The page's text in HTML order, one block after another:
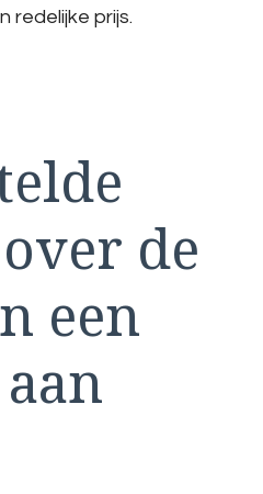
redelijke prijs.
de
een